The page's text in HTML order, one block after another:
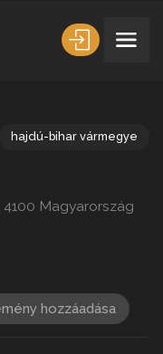
4100
hozzáadása